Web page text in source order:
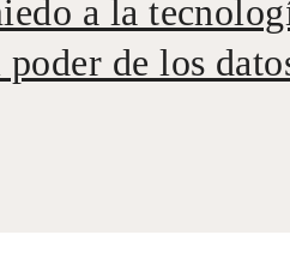
a la
poder de los